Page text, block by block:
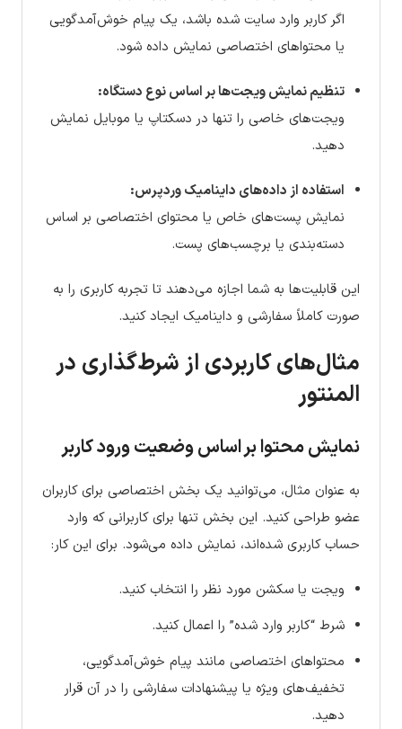
اگر کاربر وارد سایت شده باشد، یک پیام خوش‌آمدگویی
یا محتواهای اختصاصی نمایش داده شود.
تنظیم نمایش ویجت‌ها بر اساس نوع دستگاه:
ویجت‌های خاصی را تنها در دسکتاپ یا موبایل نمایش
دهید.
استفاده از داده‌های داینامیک وردپرس:
نمایش پست‌های خاص یا محتوای اختصاصی بر اساس
دسته‌بندی یا برچسب‌های پست.
این قابلیت‌ها به شما اجازه می‌دهند تا تجربه کاربری را به
صورت کاملاً سفارشی و داینامیک ایجاد کنید.
مثال‌های کاربردی از شرط‌گذاری در
المنتور
نمایش محتوا بر اساس وضعیت ورود کاربر
به عنوان مثال، می‌توانید یک بخش اختصاصی برای کاربران
عضو طراحی کنید. این بخش تنها برای کاربرانی که وارد
حساب کاربری شده‌اند، نمایش داده می‌شود. برای این کار:
ویجت یا سکشن مورد نظر را انتخاب کنید.
شرط “کاربر وارد شده” را اعمال کنید.
محتواهای اختصاصی مانند پیام خوش‌آمدگویی،
تخفیف‌های ویژه یا پیشنهادات سفارشی را در آن قرار
دهید.